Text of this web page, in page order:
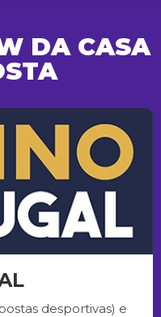
DA CASA
desportivas) e